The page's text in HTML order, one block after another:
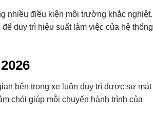
nhiều điều kiện môi trường khắc nghiệt.
duy trì hiệu suất làm việc của hệ thống
bên trong xe luôn duy trì được sự mát
chói giúp mỗi chuyến hành trình của